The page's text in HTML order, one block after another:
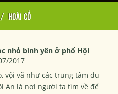
/ HOÀI CỔ
nhỏ bình yên ở phố Hội
2017
vội vã như các trung tâm du
An là nơi người ta tìm về để